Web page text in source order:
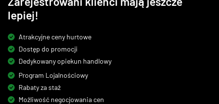
lepiej!
Atrakcyjne ceny hurtowe
Dostęp do promocji
Dedykowany opiekun handlowy
Program Lojalnościowy
Rabaty za staż
Możliwość negocjowania cen